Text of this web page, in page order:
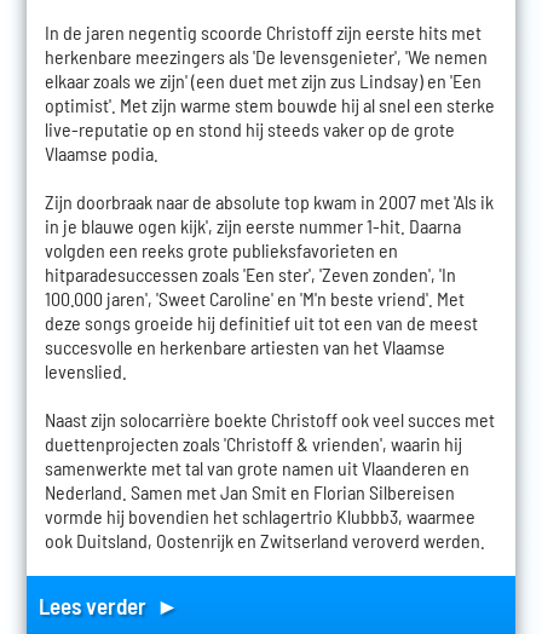
In de jaren negentig scoorde Christoff zijn eerste hits met
herkenbare meezingers als 'De levensgenieter', 'We nemen
elkaar zoals we zijn' (een duet met zijn zus Lindsay) en 'Een
optimist'. Met zijn warme stem bouwde hij al snel een sterke
live-reputatie op en stond hij steeds vaker op de grote
Vlaamse podia.
Zijn doorbraak naar de absolute top kwam in 2007 met 'Als ik
in je blauwe ogen kijk', zijn eerste nummer 1-hit. Daarna
volgden een reeks grote publieksfavorieten en
hitparadesuccessen zoals 'Een ster', 'Zeven zonden', 'In
100.000 jaren', 'Sweet Caroline' en 'M'n beste vriend'. Met
deze songs groeide hij definitief uit tot een van de meest
succesvolle en herkenbare artiesten van het Vlaamse
levenslied.
Naast zijn solocarrière boekte Christoff ook veel succes met
duettenprojecten zoals 'Christoff & vrienden', waarin hij
samenwerkte met tal van grote namen uit Vlaanderen en
Nederland. Samen met Jan Smit en Florian Silbereisen
vormde hij bovendien het schlagertrio Klubbb3, waarmee
ook Duitsland, Oostenrijk en Zwitserland veroverd werden.
Lees verder ►